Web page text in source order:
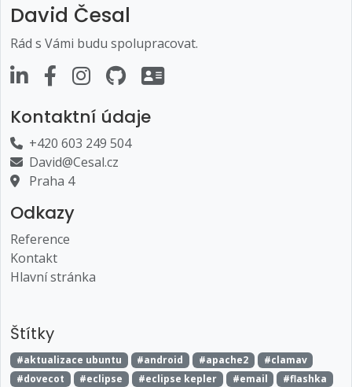
David Česal
Rád s Vámi budu spolupracovat.
Kontaktní údaje
+420 603 249 504
David@Cesal.cz
Praha 4
Odkazy
Reference
Kontakt
Hlavní stránka
Štítky
#aktualizace ubuntu #android #apache2
#clamav
#dovecot
#eclipse #eclipse kepler #email
#flashka